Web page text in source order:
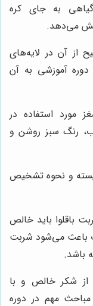
به جای کره
می‌دهد.
از آن در لایه‌های
آموزشی به آن
مورد استفاده در
رنگ سبز روشن و
پسته و نحوه تشخیص
باقلوا باید خالص
باعث می‌شود شربت
باشد.
از شکر خالص و با
مهم در دوره